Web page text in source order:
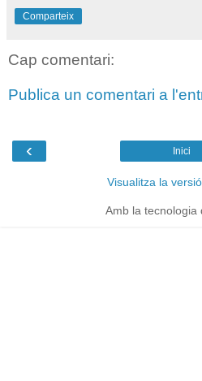
Comparteix
Cap comentari:
Publica un comentari a
‹ Inici
Visualitza la
Amb la tecnologia